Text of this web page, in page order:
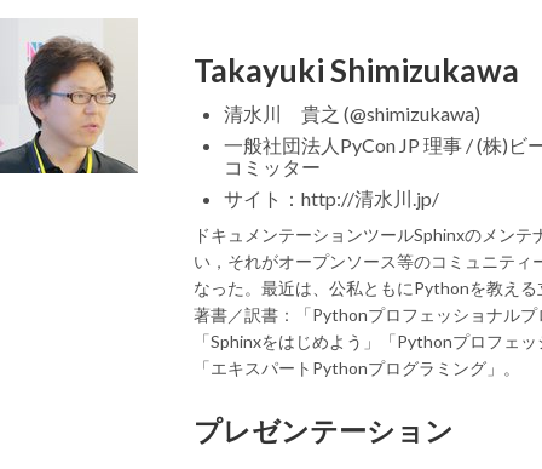
Takayuki Shimizukawa
清水川 貴之 (@shimizukawa)
一般社団法人PyCon JP 理事 / (株)ビ
コミッター
サイト：http://清水川.jp/
ドキュメンテーションツールSphinxのメン
い，それがオープンソース等のコミュニティ
なった。最近は、公私ともにPythonを教え
著書／訳書：「Pythonプロフェッショナル
「Sphinxをはじめよう」「Pythonプロフェ
「エキスパートPythonプログラミング」。
プレゼンテーション